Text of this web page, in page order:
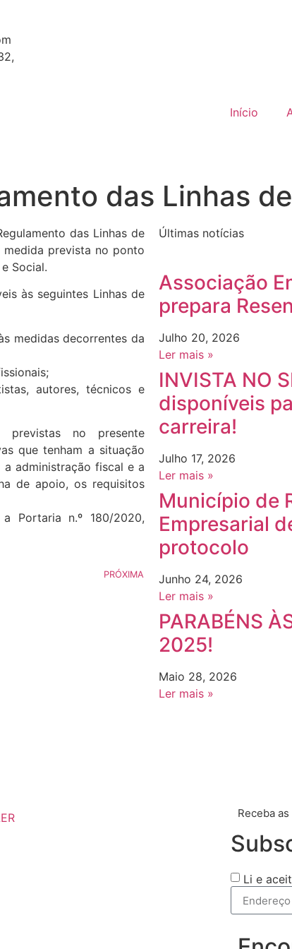
Início
das Linhas
das Linhas de
prevista no ponto
Social.
às seguintes Linhas de
medidas decorrentes da
autores, técnicos e
no presente
que tenham a situação
administração fiscal e a
de apoio, os requisitos
Portaria n.º 180/2020,
PRÓXIMA
Últimas notícias
Associação
prepara
Julho 20, 2026
Ler mais »
INVISTA NO
disponíveis
carreira!
Julho 17, 2026
Ler mais »
Município de
Empresarial
protocolo
Junho 24, 2026
Ler mais »
PARABÉNS
2025!
Maio 28, 2026
Ler mais »
Receba
Li e